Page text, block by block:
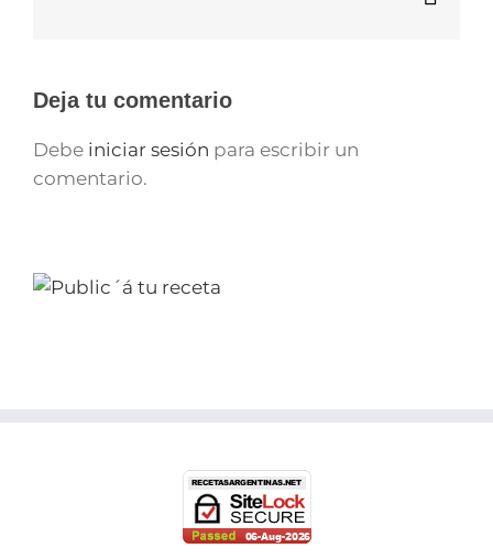
Deja tu comentario
Debe iniciar sesión para escribir un
comentario.